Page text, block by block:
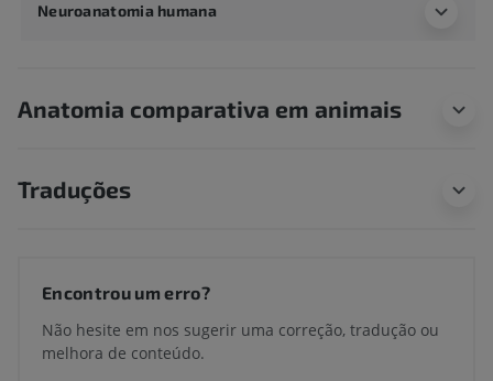
Neuroanatomia humana
Anatomia comparativa em animais
Traduções
Encontrou um erro?
Não hesite em nos sugerir uma correção, tradução ou
melhora de conteúdo.